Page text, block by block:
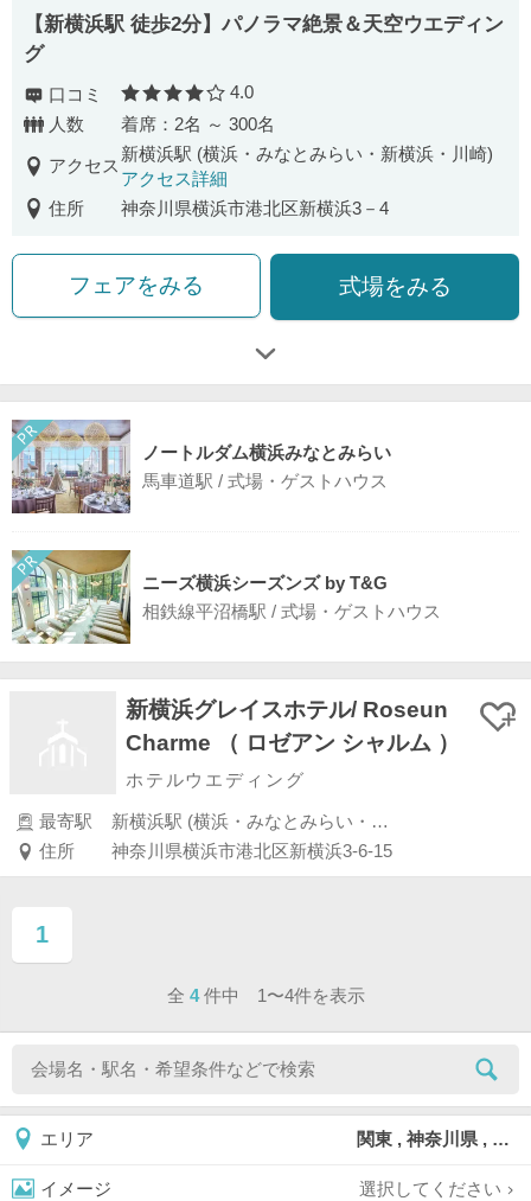
【新横浜駅 徒歩2分】パノラマ絶景＆天空ウエディン
グ
口コミ 口コミ評価
4.0
人数
着席：2名 ～ 300名
アクセス
新横浜駅 (横浜・みなとみらい・新横浜・川崎)
アクセス詳細
住所
神奈川県横浜市港北区新横浜3－4
フェアをみる 式場をみる
ノートルダム横浜みなとみらい
馬車道駅 / 式場・ゲストハウス
ニーズ横浜シーズンズ by T&G
相鉄線平沼橋駅 / 式場・ゲストハウス
新横浜グレイスホテル/ Roseun
Charme （ ロゼアン シャルム ）
ホテルウエディング
最寄駅
新横浜駅 (横浜・みなとみらい・新横浜・川崎)
住所
神奈川県横浜市港北区新横浜3-6-15
1
ページ目
全 4 件中 1〜4件を表示
エリア 関東 , 神奈川県 , 新横浜
イメージ 選択してください